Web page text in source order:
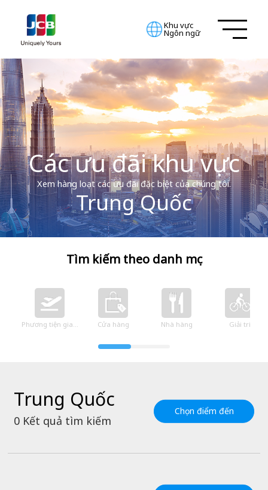
Khu vực
Ngôn ngữ
Các ưu đãi khu vực
Xem hàng loạt các ưu đãi đặc biệt của chúng tôi.
Trung Quốc
Tìm kiếm theo danh mục
Phương tiện giao thôngCửa hàng Nhà hàng Giải trí
Trung Quốc
0 Kết quả tìm kiếm
Chọn điểm đến